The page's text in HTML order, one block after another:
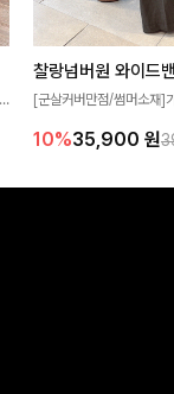
[군살커버만점/썸머소재]
편안하게 착용하실 수 있
감 있는 착용감을 더해드
10%35,900 원